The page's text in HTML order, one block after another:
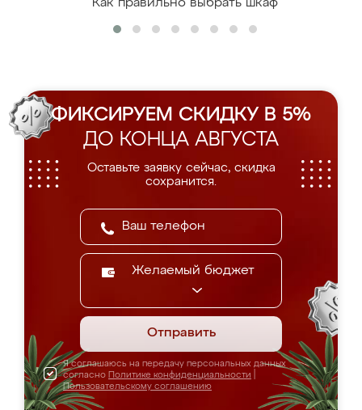
Как правильно выбрать шкаф
ФИКСИРУЕМ СКИДКУ В 5%
ДО КОНЦА АВГУСТА
Оставьте заявку сейчас, скидка
сохранится.
Желаемый бюджет
Отправить
Я соглашаюсь на передачу персональных данных
согласно Политике конфиденциальности
Пользовательскому соглашению